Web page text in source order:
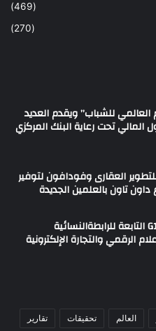
(469)
(270)
للشباب” ويقدم العديد
تحت رعاية البنك المركزي
العقارى وفودافون لتوفير
چرمين عامر تنضم إلى منظمة G100 التابعة للرابطةالنسائية
العالم تحقيقات تقارير